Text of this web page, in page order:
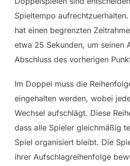
Spieltempo
hat einen begrenzten
etwa 25 Sekunden, um seinen
Abschluss des vorherigen
Im Doppel muss die
eingehalten werden, wobei
Wechsel aufschlägt. Diese
dass alle Spieler gleichmäßig
Spiel organisiert bleibt. Die
ihrer Aufschlagreihenfolge